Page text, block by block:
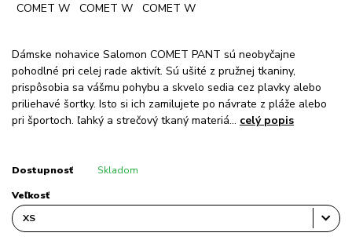
Dámske nohavice Salomon COMET PANT sú neobyčajne
pohodlné pri celej rade aktivít. Sú ušité z pružnej tkaniny,
prispôsobia sa vášmu pohybu a skvelo sedia cez plavky alebo
priliehavé šortky. Isto si ich zamilujete po návrate z pláže alebo
pri športoch. ľahký a strečový tkaný materiá... celý popis
Dostupnosť Skladom
Veľkosť